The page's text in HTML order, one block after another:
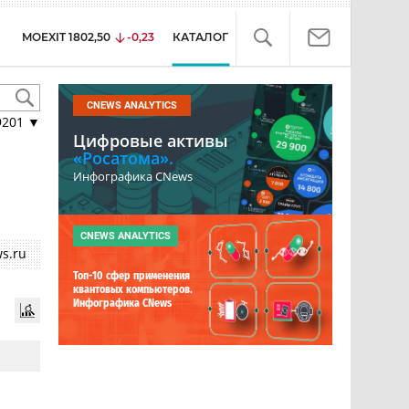
MOEXIT 1802,50 -0,23 КАТАЛОГ
▼
CNEWS ANALYTICS
Цифровые активы
«Росатома».
Инфографика CNews
CNEWS ANALYTICS
Топ-10 сфер применения
квантовых компьютеров.
Инфографика CNews